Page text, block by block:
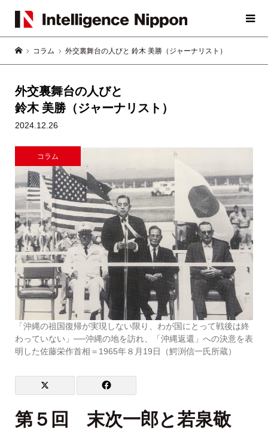
コラム 外交裏舞台の人びと 鈴木 美勝（ジャーナリスト）
外交裏舞台の人びと
鈴木 美勝（ジャーナリスト）
2024.12.26
「沖縄の祖国復帰が実現しない限り、わが国にとって戦後は終
わっていない」──沖縄の地を訪れ、「沖縄返還」への決意を表
明した佐藤栄作首相＝1965年８月19日（鰐渕信一氏所蔵）
コラム
第５回 末次一郎と若泉敬